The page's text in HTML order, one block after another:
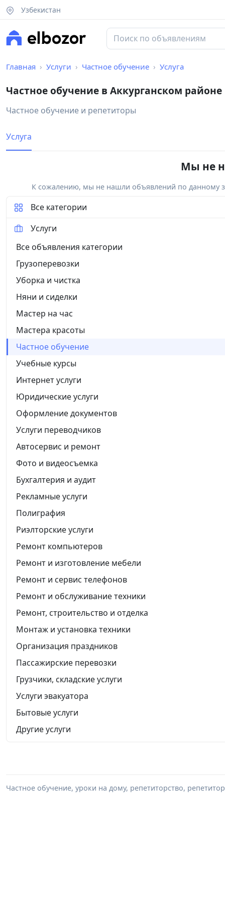
Узбекистан
Главная Услуги Частное обучение Услуга
Частное обучение в Аккурганском районе
Частное обучение и репетиторы
Услуга
Мы не
К сожалению, мы не нашли объявлений по данному
Все категории
Услуги
Все объявления категории
Грузоперевозки
Уборка и чистка
Няни и сиделки
Мастер на час
Мастера красоты
Частное обучение
Учебные курсы
Интернет услуги
Юридические услуги
Оформление документов
Услуги переводчиков
Автосервис и ремонт
Фото и видеосъемка
Бухгалтерия и аудит
Рекламные услуги
Полиграфия
Риэлторские услуги
Ремонт компьютеров
Ремонт и изготовление мебели
Ремонт и сервис телефонов
Ремонт и обслуживание техники
Ремонт, строительство и отделка
Монтаж и установка техники
Организация праздников
Пассажирские перевозки
Грузчики, складские услуги
Услуги эвакуатора
Бытовые услуги
Другие услуги
Частное обучение, уроки на дому, репетиторство,